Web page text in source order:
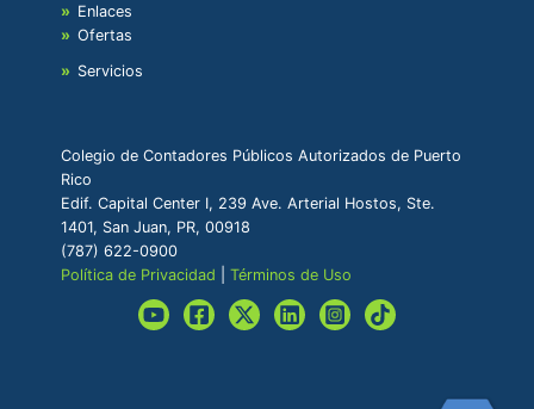
Enlaces
Ofertas
Servicios
Colegio de Contadores Públicos Autorizados de Puerto
Rico
Edif. Capital Center I, 239 Ave. Arterial Hostos, Ste.
1401, San Juan, PR, 00918
(787) 622-0900
Política de Privacidad |Términos de Uso